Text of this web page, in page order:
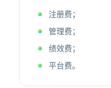
注册费；
管理费；
绩效费；
平台费。